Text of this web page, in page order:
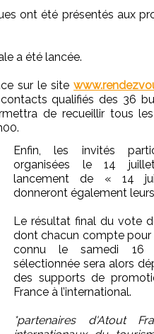
ont été présentés aux
a été lancée.
sur le site
qualifiés des 36
de recueillir tous
Enfin, les invités
organisées le 14
lancement de « 14
donneront également
Le résultat final du vote
dont chacun compte pour
connu le samedi 16
sélectionnée sera alors
des supports de
France à l’international.
*partenaires d'Atout